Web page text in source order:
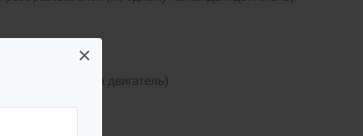
×
(по одному на двигатель)